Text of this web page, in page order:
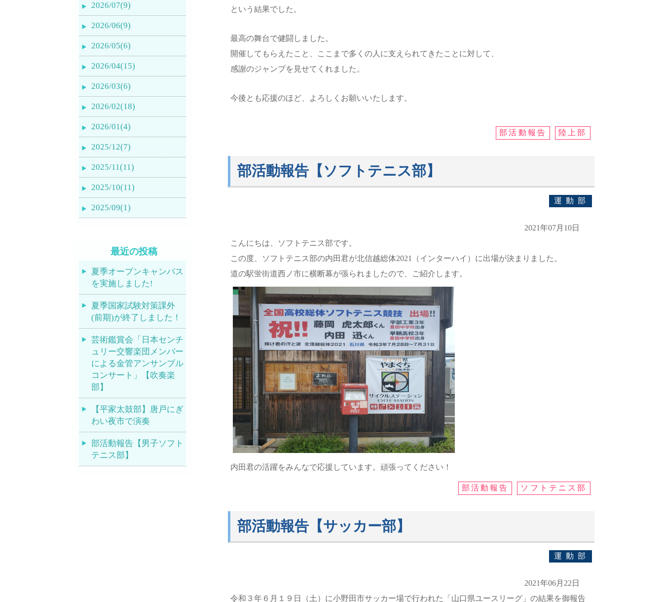
という結果でした。
最高の舞台で健闘しました。
開催してもらえたこと、ここまで多くの人に支えられてきたことに対して、
感謝のジャンプを見せてくれました。
今後とも応援のほど、よろしくお願いいたします。
部活動報告 陸上部
部活動報告【ソフトテニス部】
運動部
2021年07月10日
こんにちは、ソフトテニス部です。
この度、ソフトテニス部の内田君が北信越総体2021（インターハイ）に出場が決まりました。
道の駅蛍街道西ノ市に横断幕が張られましたので、ご紹介します。
内田君の活躍をみんなで応援しています。頑張ってください！
部活動報告 ソフトテニス部
部活動報告【サッカー部】
運動部
2021年06月22日
令和３年６月１９日（土）に小野田市サッカー場で行われた「山口県ユースリーグ」の結果を御報告
2026/07(9)
2026/06(9)
2026/05(6)
2026/04(15)
2026/03(6)
2026/02(18)
2026/01(4)
2025/12(7)
2025/11(11)
2025/10(11)
2025/09(1)
最近の投稿
夏季オープンキャンパス
を実施しました!
夏季国家試験対策課外
(前期)が終了しました！
芸術鑑賞会「日本センチ
ュリー交響楽団メンバー
による金管アンサンブル
コンサート」【吹奏楽
部】
【平家太鼓部】唐戸にぎ
わい夜市で演奏
部活動報告【男子ソフト
テニス部】